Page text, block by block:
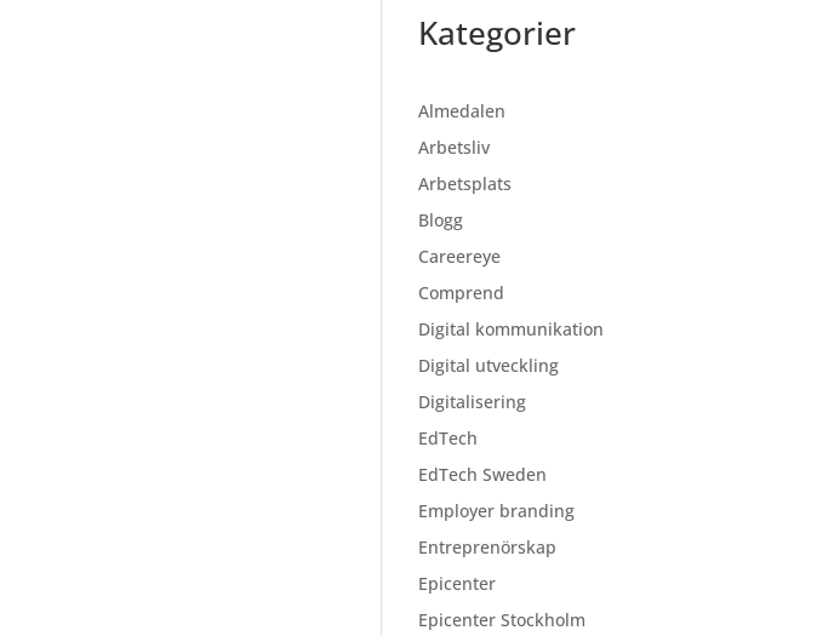
Kategorier
Almedalen
Arbetsliv
Arbetsplats
Blogg
Careereye
Comprend
Digital kommunikation
Digital utveckling
Digitalisering
EdTech
EdTech Sweden
Employer branding
Entreprenörskap
Epicenter
Epicenter Stockholm